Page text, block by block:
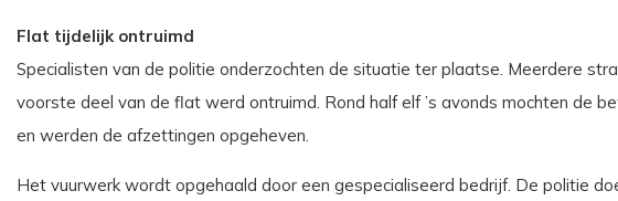
Flat tijdelijk ontruimd
Specialisten van de politie onderzochten de situatie ter plaatse. Meerdere
voorste deel van de flat werd ontruimd. Rond half elf ’s avonds mochten de
en werden de afzettingen opgeheven.
Het vuurwerk wordt opgehaald door een gespecialiseerd bedrijf. De politie